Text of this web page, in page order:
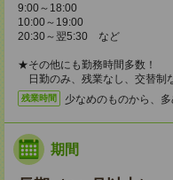
9:00～18:00
10:00～19:00
20:30～翌5:30 など
★その他にも勤務時間多数！
日勤のみ、残業なし、交替制
残業時間 少なめのものから、
期間